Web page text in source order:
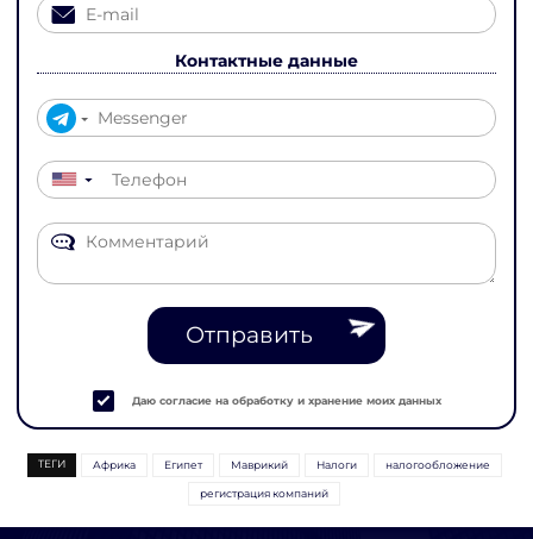
Контактные данные
▼
Отправить
Даю согласие на обработку и хранение моих данных
ТЕГИ Африка Египет Маврикий Налоги налогообложение
регистрация компаний